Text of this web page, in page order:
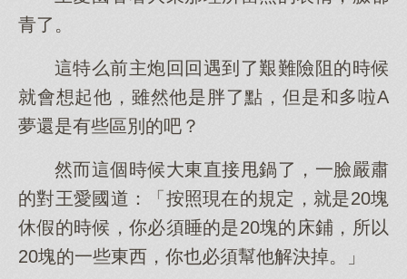
青了。
這特么前主炮回回遇到了艱難險阻的時候
就會想起他，雖然他是胖了點，但是和多啦A
夢還是有些區別的吧？
然而這個時候大東直接甩鍋了，一臉嚴肅
的對王愛國道：「按照現在的規定，就是20塊
休假的時候，你必須睡的是20塊的床鋪，所以
20塊的一些東西，你也必須幫他解決掉。」